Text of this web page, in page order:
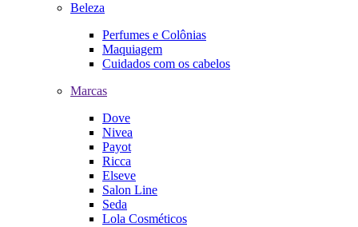
Beleza
Perfumes e Colônias
Maquiagem
Cuidados com os cabelos
Marcas
Dove
Nivea
Payot
Ricca
Elseve
Salon Line
Seda
Lola Cosméticos